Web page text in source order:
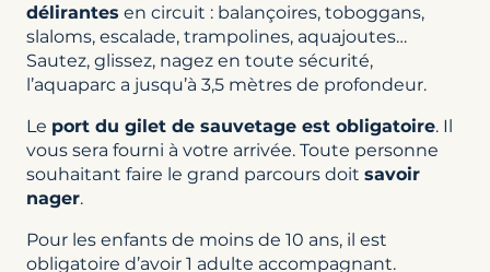
délirantes en circuit : balançoires, toboggans,
slaloms, escalade, trampolines, aquajoutes…
Sautez, glissez, nagez en toute sécurité,
l’aquaparc a jusqu’à 3,5 mètres de profondeur.
Le port du gilet de sauvetage est obligatoire. Il
vous sera fourni à votre arrivée. Toute personne
souhaitant faire le grand parcours doit savoir
nager.
Pour les enfants de moins de 10 ans, il est
obligatoire d’avoir 1 adulte accompagnant.